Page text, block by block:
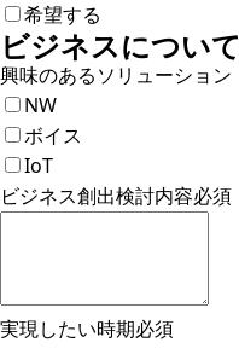
希望する
ビジネスについて
興味のあるソリューション
NW
ボイス
IoT
ビジネス創出検討内容必須
実現したい時期必須